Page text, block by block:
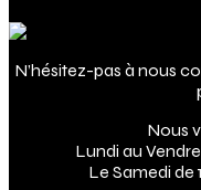
N’hésitez-pas à nous
Nous
Lundi au
Le Samedi de